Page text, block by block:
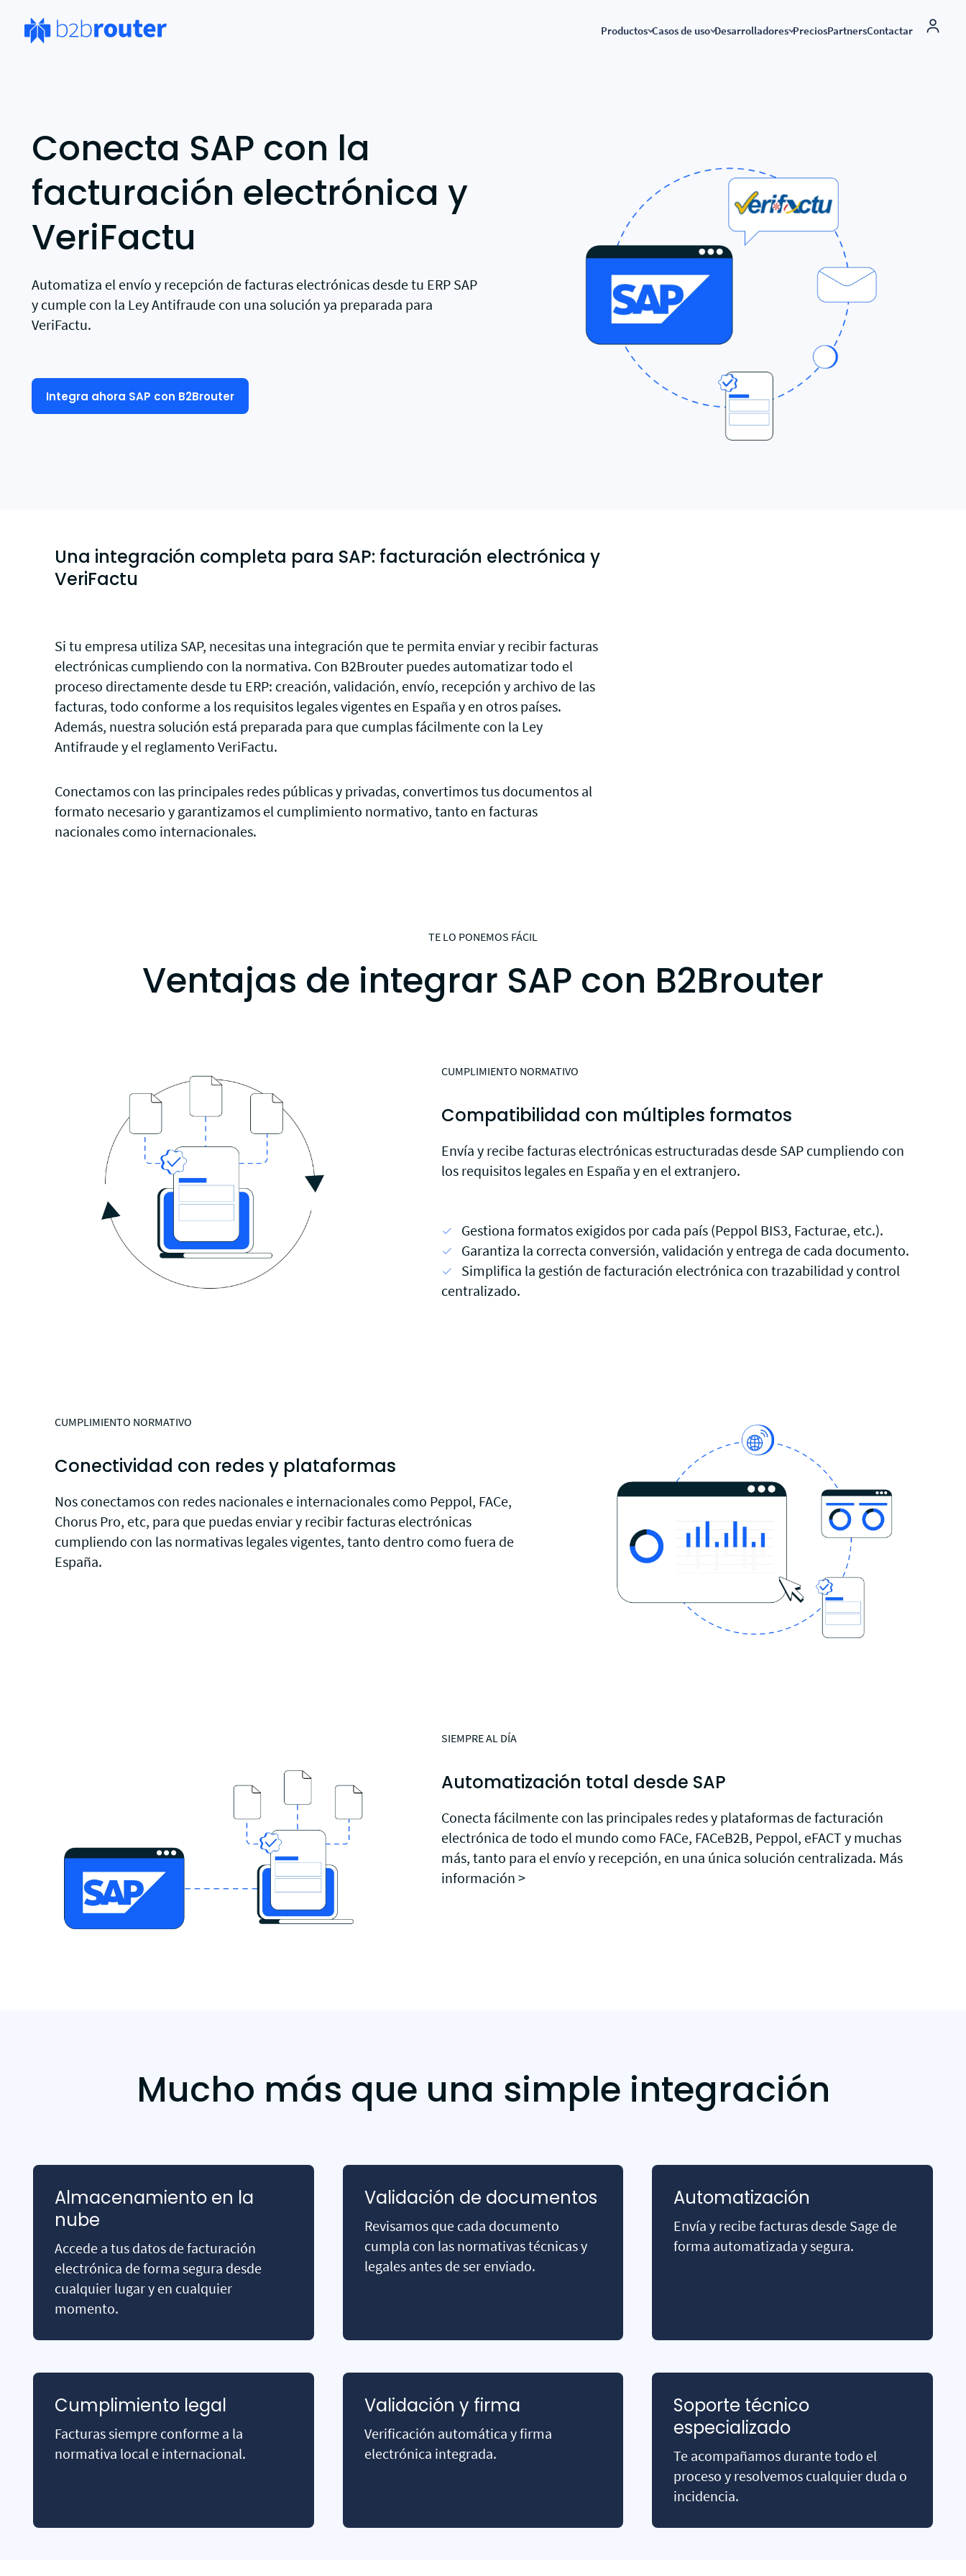
Productos
Pruébalo gratis y empieza a gestionar tus
facturas electrónicas.
Programa para Startups
Lanza tu módulo de facturación y cumple
con VeriFactu con un 100 % de
electrónicos desde tu ERP.
Solución para gestorías
Conector Dynamics Business Central
Añade factura electrónica y VeriFactu a
Microsoft Dynamics 365 Business Central
Más funcionalidades
Casos de uso
Para empresas y profesionales
Integra facturación electrónica en tu
producto
Marca blanca para SaaS y desarrolladores
Zoho: Facturación electrónica y
Conecta Zoho a B2Brouter, envía facturas
electrónicas y cumple con VeriFactu
Enviar facturas electrónicas con Sage
Sage 50, Sage 200, Sage X3…
Enviar facturas electrónicas con Odoo
Conecta Odoo a B2Brouter y haz facturas
electrónicas sin problemas
Enviar facturas electrónicas con SAP
SAP Business One, SAP R3
autónomos
Factura electrónica
Desarrolladores
Documentación API
Conecta tu ERP
PreciosPartnersContactar
Conecta SAP con la
facturación electrónica y
VeriFactu
Automatiza el envío y recepción de facturas electrónicas desde tu ERP SAP
y cumple con la Ley Antifraude con una solución ya preparada para
VeriFactu.
Integra ahora SAP con B2Brouter
Una integración completa para SAP: facturación electrónica y
VeriFactu
Si tu empresa utiliza SAP, necesitas una integración que te permita enviar y recibir facturas
electrónicas cumpliendo con la normativa. Con B2Brouter puedes automatizar todo el
proceso directamente desde tu ERP: creación, validación, envío, recepción y archivo de las
facturas, todo conforme a los requisitos legales vigentes en España y en otros países.
Además, nuestra solución está preparada para que cumplas fácilmente con la Ley
Antifraude y el reglamento VeriFactu.
Conectamos con las principales redes públicas y privadas, convertimos tus documentos al
formato necesario y garantizamos el cumplimiento normativo, tanto en facturas
nacionales como internacionales.
TE LO PONEMOS FÁCIL
Ventajas de integrar SAP con B2Brouter
CUMPLIMIENTO NORMATIVO
Compatibilidad con múltiples formatos
Envía y recibe facturas electrónicas estructuradas desde SAP cumpliendo con
los requisitos legales en España y en el extranjero.
Gestiona formatos exigidos por cada país (Peppol BIS3, Facturae, etc.).
Garantiza la correcta conversión, validación y entrega de cada documento.
Simplifica la gestión de facturación electrónica con trazabilidad y control
centralizado.
CUMPLIMIENTO NORMATIVO
Conectividad con redes y plataformas
Nos conectamos con redes nacionales e internacionales como Peppol, FACe,
Chorus Pro, etc, para que puedas enviar y recibir facturas electrónicas
cumpliendo con las normativas legales vigentes, tanto dentro como fuera de
España.
SIEMPRE AL DÍA
Automatización total desde SAP
Conecta fácilmente con las principales redes y plataformas de facturación
electrónica de todo el mundo como FACe, FACeB2B, Peppol, eFACT y muchas
más, tanto para el envío y recepción, en una única solución centralizada. Más
información >
Mucho más que una simple integración
Almacenamiento en la
nube
Accede a tus datos de facturación
electrónica de forma segura desde
cualquier lugar y en cualquier
momento.
Validación de documentos
Revisamos que cada documento
cumpla con las normativas técnicas y
legales antes de ser enviado.
Automatización
Envía y recibe facturas desde Sage de
forma automatizada y segura.
Cumplimiento legal
Facturas siempre conforme a la
normativa local e internacional.
Validación y firma
Verificación automática y firma
electrónica integrada.
Soporte técnico
especializado
Te acompañamos durante todo el
proceso y resolvemos cualquier duda o
incidencia.